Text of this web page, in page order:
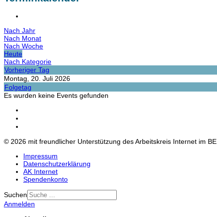
Nach Jahr
Nach Monat
Nach Woche
Heute
Nach Kategorie
Vorheriger Tag
Montag, 20. Juli 2026
Folgetag
Es wurden keine Events gefunden
© 2026 mit freundlicher Unterstützung des Arbeitskreis Internet im
Impressum
Datenschutzerklärung
AK Internet
Spendenkonto
Suchen
Anmelden